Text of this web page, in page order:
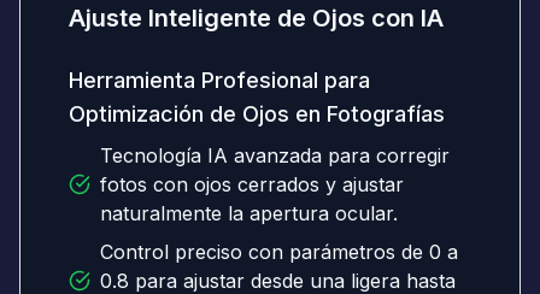
Ajuste Inteligente de Ojos con IA
Herramienta Profesional para
Optimización de Ojos en Fotografías
Tecnología IA avanzada para corregir
fotos con ojos cerrados y ajustar
naturalmente la apertura ocular.
Control preciso con parámetros de 0 a
0.8 para ajustar desde una ligera hasta